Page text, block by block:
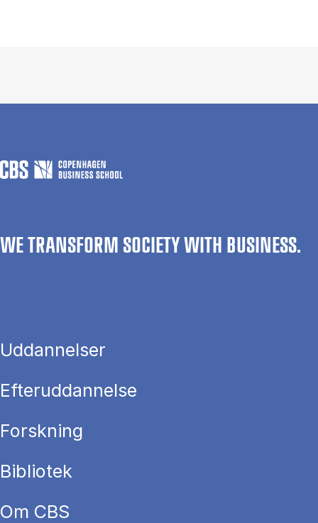
WE TRANSFORM SOCIETY WITH BUSINESS.
Uddannelser
Efteruddannelse
Forskning
Bibliotek
Om CBS